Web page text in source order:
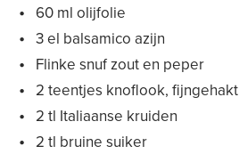
60 ml olijfolie
3 el balsamico azijn
Flinke snuf zout en peper
2 teentjes knoflook, fijngehakt
2 tl Italiaanse kruiden
2 tl bruine suiker